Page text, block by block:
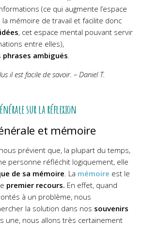
(ce qui augmente l’espace
mémoire de travail et facilite donc
, cet espace mental pouvant servir
entre elles),
phrases ambiguës
il est facile de savoir. – Daniel T.
sur la réflexion
et mémoire
prévient que, la plupart du temps,
personne réfléchit logiquement, elle
de sa mémoire . La mémoire est le
premier recours. En effet, quand
à un problème, nous
la solution dans nos souvenirs
une, nous allons très certainement